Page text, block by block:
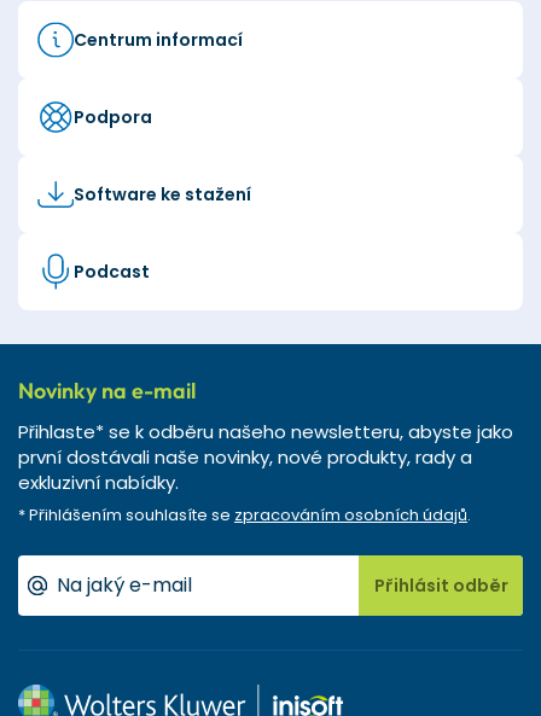
Centrum informací
Podpora
Software ke stažení
Podcast
Novinky na e-mail
Přihlaste* se k odběru našeho newsletteru, abyste jako
první dostávali naše novinky, nové produkty, rady a
exkluzivní nabídky.
* Přihlášením souhlasíte se zpracováním osobních údajů.
Přihlásit odběr